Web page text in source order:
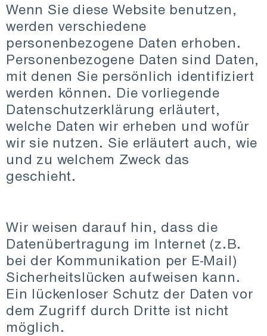
Wenn Sie diese Website benutzen,
werden verschiedene
personenbezogene Daten erhoben.
Personenbezogene Daten sind Daten,
mit denen Sie persönlich identifiziert
werden können. Die vorliegende
Datenschutzerklärung erläutert,
welche Daten wir erheben und wofür
wir sie nutzen. Sie erläutert auch, wie
und zu welchem Zweck das
geschieht.
Wir weisen darauf hin, dass die
Datenübertragung im Internet (z.B.
bei der Kommunikation per E-Mail)
Sicherheitslücken aufweisen kann.
Ein lückenloser Schutz der Daten vor
dem Zugriff durch Dritte ist nicht
möglich.